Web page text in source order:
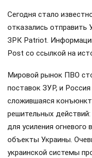
Сегодня стало
отказались отправить
ЗРК Patriot.
Post со ссылкой на
Мировой рынок ПВО
поставок ЗУР, и
сложившаяся
решительных
для усиления огневого
объекты Украины.
украинской системы